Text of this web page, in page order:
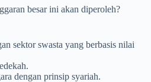
besar ini akan diperoleh?
sektor swasta yang berbasis nilai
dengan prinsip syariah.